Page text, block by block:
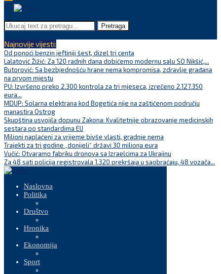
Pretraga
Najnovije vijesti:
Od ponoći benzin jeftiniji šest, dizel tri centa
Lalatović Žižić: Za 120 radnih dana dobićemo modernu salu SO Nikšić,...
Butorović: Sa bezbjednošću hrane nema kompromisa, zdravlje građana
na prvom mjestu
PU: Izvršeno preko 2.300 kontrola za tri mjeseca, izrečeno 2.127.350
eura...
MDUP: Solarna elektrana kod Bogetića nije na zaštićenom području
manastira Ostrog
Skupština usvojila dopunu Zakona: Kvalitetnije obrazovanje medicinskih
sestara po standardima EU
Milioni naplaćeni za vrijeme bivše vlasti, gradnje nema
Trajekti za tri godine „donijeli“ državi 30 miliona eura
Vučić: Otvaramo fabriku dronova sa Izraelcima za Ukrajinu
Za 48 sati policija registrovala 1.320 prekršaja u saobraćaju, 48 vozača...
Naslovna
Politika
Društvo
Hronika
Ekonomija
Sport